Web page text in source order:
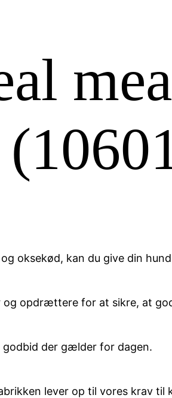
oksekød, kan du give din
opdrættere for at sikre, at
godbid der gælder for dagen.
lever op til vores krav til